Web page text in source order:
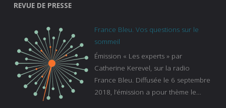
REVUE DE PRESSE
France Bleu. Vos questions sur le
sommeil
Émission « Les experts » par
Catherine Kerevel, sur la radio
France Bleu. Diffusée le 6 septembre
2018, l’émission a pour thème le